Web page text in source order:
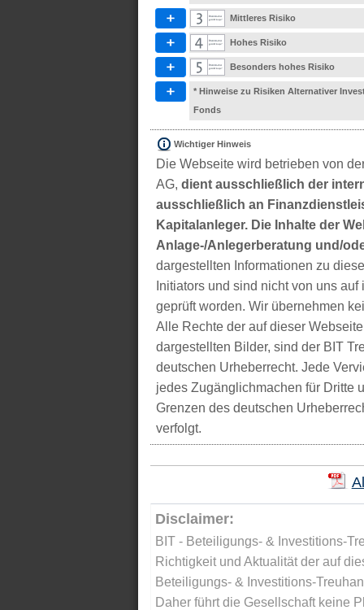
Mittleres Risiko
Hohes Risiko
Besonders hohes Risiko
* Hinweise zu Risiken Alternativer
Fonds
Wichtiger Hinweis
Die Webseite wird betrieben von
AG, dient ausschließlich der
ausschließlich an
Kapitalanleger. Die Inhalte der
Anlage-/Anlegerberatung und/
dargestellten Informationen zu
Initiators und sind nicht von uns
geprüft worden. Wir übernehmen
Alle Rechte der auf dieser
dargestellten Bilder, sind der BIT
deutschen Urheberrecht. Jede
jedes Zugänglichmachen für Dritte
Grenzen des deutschen
verfolgt.
Disclaimer:
BIT - Beteiligungs- & Investitions-
Richtigkeit und Aktualität der auf
Beteiligungs- & Investitions-
Daher führt die Gesellschaft keine